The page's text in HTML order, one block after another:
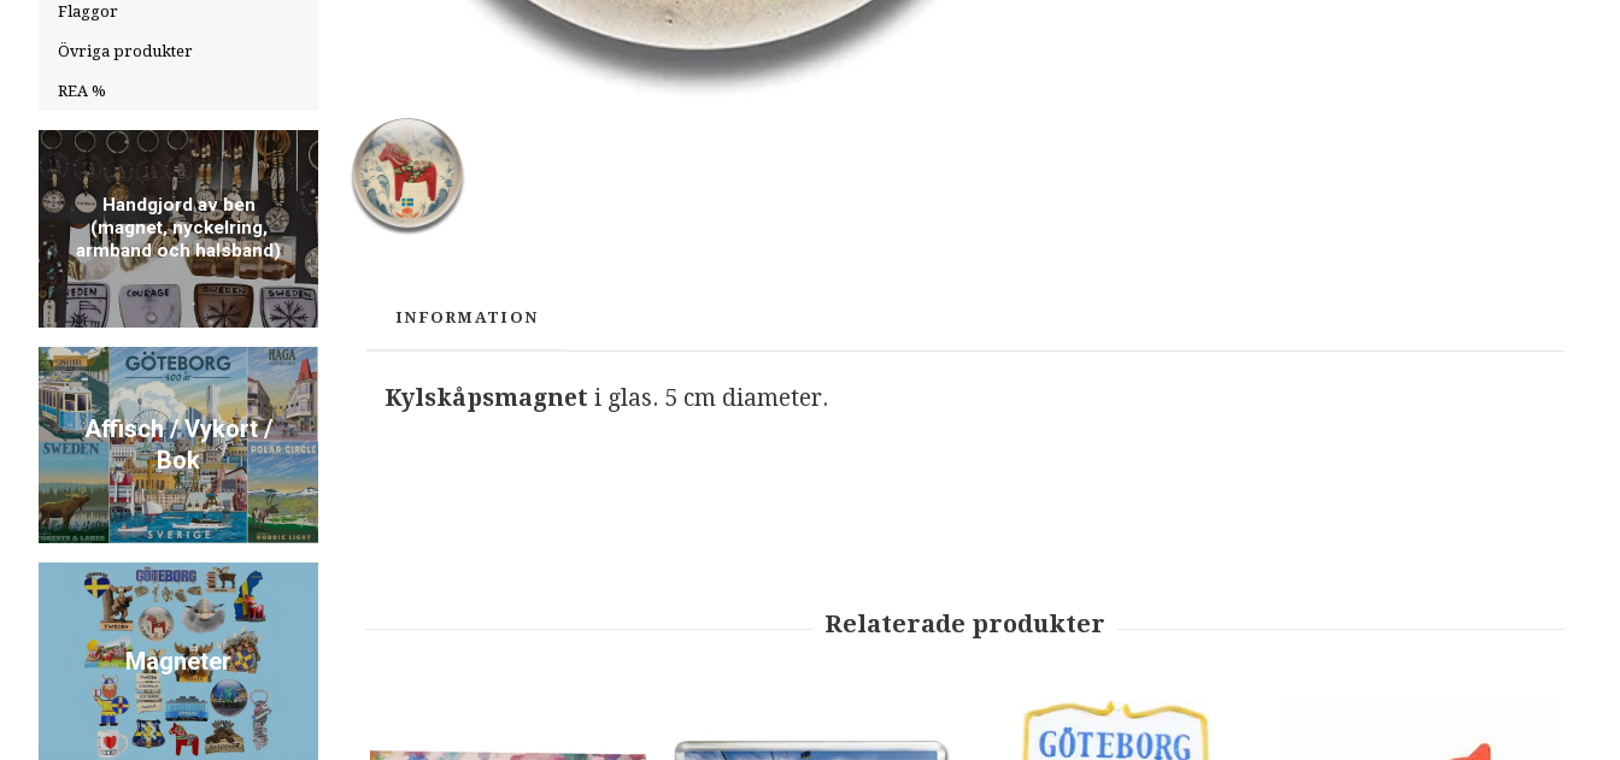
Flaggor
Övriga produkter
REA %
Handgjord av ben
(magnet, nyckelring,
armband och halsband)
Affisch / Vykort /
Bok
Magneter
INFORMATION
Kylskåpsmagnet i glas. 5 cm diameter.